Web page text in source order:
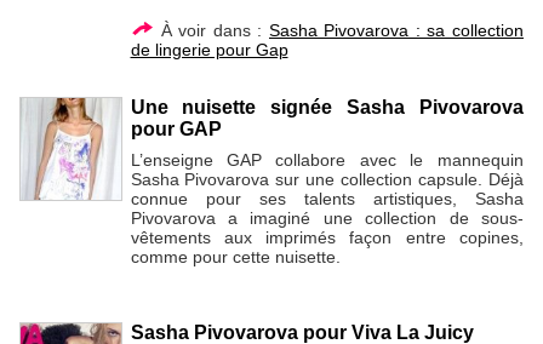
À voir dans : Sasha Pivovarova : sa collection
de lingerie pour Gap
Une nuisette signée Sasha Pivovarova
pour GAP
L’enseigne GAP collabore avec le mannequin
Sasha Pivovarova sur une collection capsule. Déjà
connue pour ses talents artistiques, Sasha
Pivovarova a imaginé une collection de sous-
vêtements aux imprimés façon entre copines,
comme pour cette nuisette.
Sasha Pivovarova pour Viva La Juicy